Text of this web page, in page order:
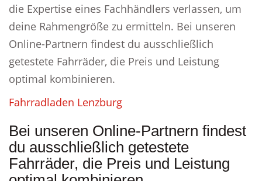
die Expertise eines Fachhändlers verlassen, um
deine Rahmengröße zu ermitteln. Bei unseren
Online-Partnern findest du ausschließlich
getestete Fahrräder, die Preis und Leistung
optimal kombinieren.
Fahrradladen Lenzburg
Bei unseren Online-Partnern findest
du ausschließlich getestete
Fahrräder, die Preis und Leistung